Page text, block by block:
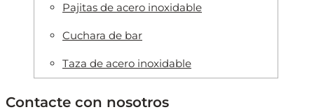
Pajitas de acero inoxidable
Cuchara de bar
Taza de acero inoxidable
Contacte con nosotros